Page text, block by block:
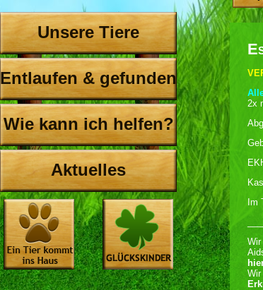
Unsere Tiere
Entlaufen & gefunden
Wie kann ich helfen?
Aktuelles
2x
Im
Wir